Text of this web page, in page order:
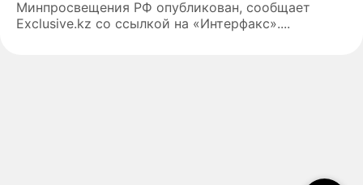
Минпросвещения РФ опубликован, сообщает
Exclusive.kz со ссылкой на «Интерфакс»....